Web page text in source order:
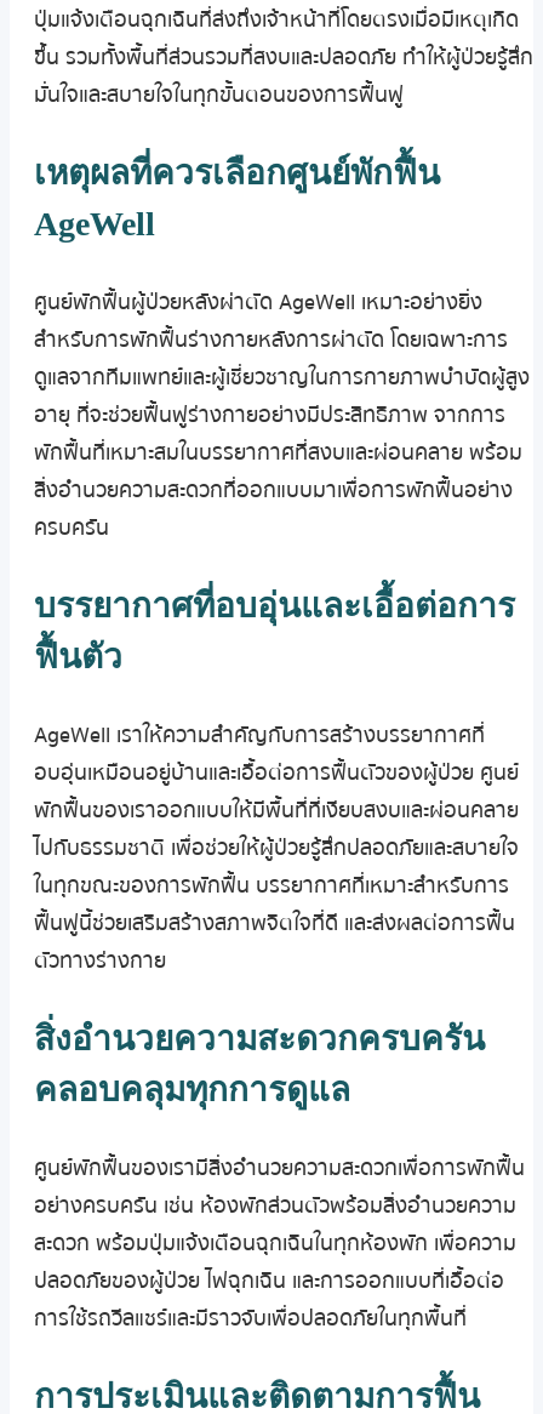
ปุ่มแจ้งเตือนฉุกเฉินที่ส่งถึงเจ้าหน้าที่โดยตรงเมื่อมีเหตุเกิด
ขึ้น รวมทั้งพื้นที่ส่วนรวมที่สงบและปลอดภัย ทำให้ผู้ป่วยรู้สึก
มั่นใจและสบายใจในทุกขั้นตอนของการฟื้นฟู
เหตุผลที่ควรเลือกศูนย์พักฟื้น
AgeWell
ศูนย์พักฟื้นผู้ป่วยหลังผ่าตัด AgeWell เหมาะอย่างยิ่ง
สำหรับการพักฟื้นร่างกายหลังการผ่าตัด โดยเฉพาะการ
ดูแลจากทีมแพทย์และผู้เชี่ยวชาญในการกายภาพบำบัดผู้สูง
อายุ ที่จะช่วยฟื้นฟูร่างกายอย่างมีประสิทธิภาพ จากการ
พักฟื้นที่เหมาะสมในบรรยากาศที่สงบและผ่อนคลาย พร้อม
สิ่งอำนวยความสะดวกที่ออกแบบมาเพื่อการพักฟื้นอย่าง
ครบครัน
บรรยากาศที่อบอุ่นและเอื้อต่อการ
ฟื้นตัว
AgeWell เราให้ความสำคัญกับการสร้างบรรยากาศที่
อบอุ่นเหมือนอยู่บ้านและเอื้อต่อการฟื้นตัวของผู้ป่วย ศูนย์
พักฟื้นของเราออกแบบให้มีพื้นที่ที่เงียบสงบและผ่อนคลาย
ไปกับธรรมชาติ เพื่อช่วยให้ผู้ป่วยรู้สึกปลอดภัยและสบายใจ
ในทุกขณะของการพักฟื้น บรรยากาศที่เหมาะสำหรับการ
ฟื้นฟูนี้ช่วยเสริมสร้างสภาพจิตใจที่ดี และส่งผลต่อการฟื้น
ตัวทางร่างกาย
สิ่งอำนวยความสะดวกครบครัน
คลอบคลุมทุกการดูแล
ศูนย์พักฟื้นของเรามีสิ่งอำนวยความสะดวกเพื่อการพักฟื้น
อย่างครบครัน เช่น ห้องพักส่วนตัวพร้อมสิ่งอำนวยความ
สะดวก พร้อมปุ่มแจ้งเตือนฉุกเฉินในทุกห้องพัก เพื่อความ
ปลอดภัยของผู้ป่วย ไฟฉุกเฉิน และการออกแบบที่เอื้อต่อ
การใช้รถวีลแชร์และมีราวจับเพื่อปลอดภัยในทุกพื้นที่
การประเมินและติดตามการฟื้น